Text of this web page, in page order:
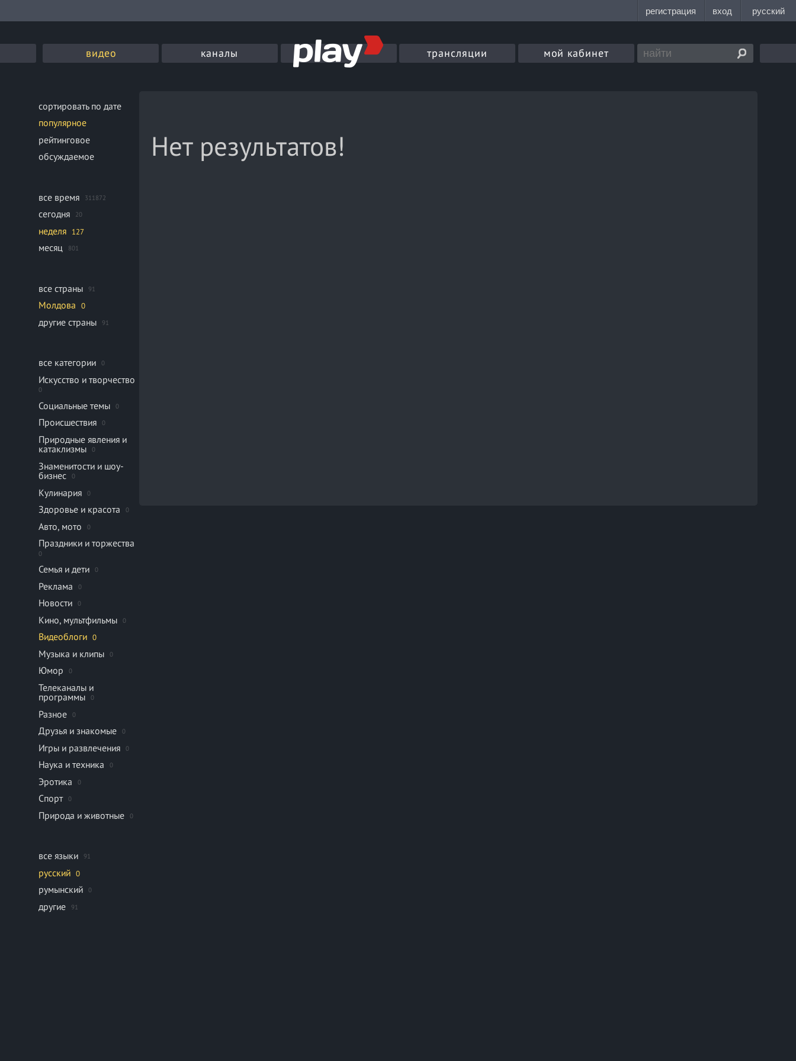
видео каналы трансляции мой кабинет
сортировать по дате
популярное
рейтинговое
обсуждаемое
все время 311872
сегодня 20
неделя 127
месяц 801
все страны 91
Молдова 0
другие страны 91
все категории 0
Искусство и творчество
0
Социальные темы 0
Происшествия 0
Природные явления и
катаклизмы
0
Знаменитости и шоу-
бизнес
0
Кулинария 0
Здоровье и красота 0
Авто, мото 0
Праздники и торжества
0
Семья и дети 0
Реклама 0
Новости 0
Кино, мультфильмы 0
Видеоблоги 0
Музыка и клипы 0
Юмор 0
Телеканалы и
программы
0
Разное 0
Друзья и знакомые 0
Игры и развлечения 0
Наука и техника 0
Эротика 0
Спорт 0
Природа и животные 0
все языки 91
русский 0
румынский 0
другие 91
Нет результатов!